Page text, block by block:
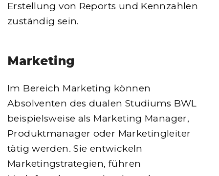
Erstellung von Reports und Kennzahlen
zuständig sein.
Marketing
Im Bereich Marketing können
Absolventen des dualen Studiums BWL
beispielsweise als Marketing Manager,
Produktmanager oder Marketingleiter
tätig werden. Sie entwickeln
Marketingstrategien, führen